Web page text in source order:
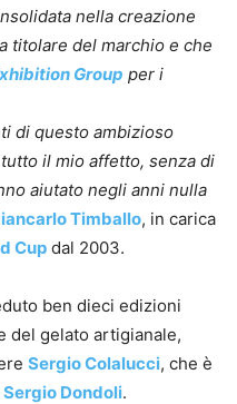
nella creazione
titolare del marchio e che
Group per i
di questo ambizioso
il mio affetto, senza di
aiutato negli anni nulla
Timballo, in carica
Cup dal 2003.
ben dieci edizioni
del gelato artigianale,
Sergio Colalucci, che è
Sergio Dondoli.